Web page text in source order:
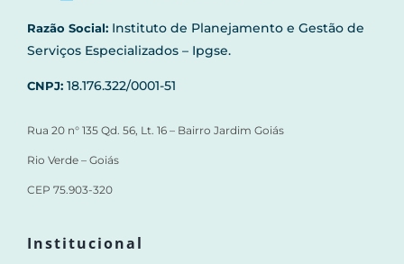
Razão Social: Instituto de Planejamento e Gestão de
Serviços Especializados – Ipgse.
CNPJ: 18.176.322/0001-51
Rua 20 n° 135 Qd. 56, Lt. 16 – Bairro Jardim Goiás
Rio Verde – Goiás
CEP 75.903-320
Institucional